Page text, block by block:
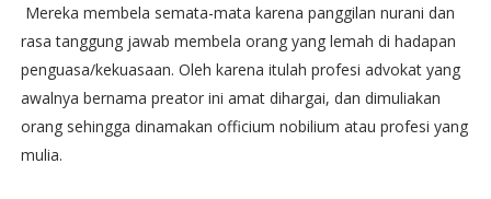
Mereka membela semata-mata karena panggilan nurani dan
rasa tanggung jawab membela orang yang lemah di hadapan
penguasa/kekuasaan. Oleh karena itulah profesi advokat yang
awalnya bernama preator ini amat dihargai, dan dimuliakan
orang sehingga dinamakan officium nobilium atau profesi yang
mulia.